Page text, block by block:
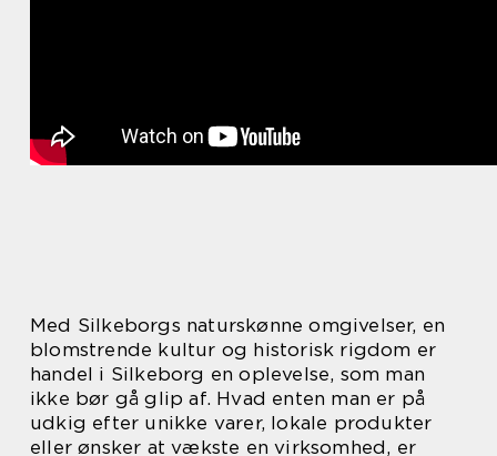
Med Silkeborgs naturskønne omgivelser, en
blomstrende kultur og historisk rigdom er
handel i Silkeborg en oplevelse, som man
ikke bør gå glip af. Hvad enten man er på
udkig efter unikke varer, lokale produkter
eller ønsker at vækste en virksomhed, er